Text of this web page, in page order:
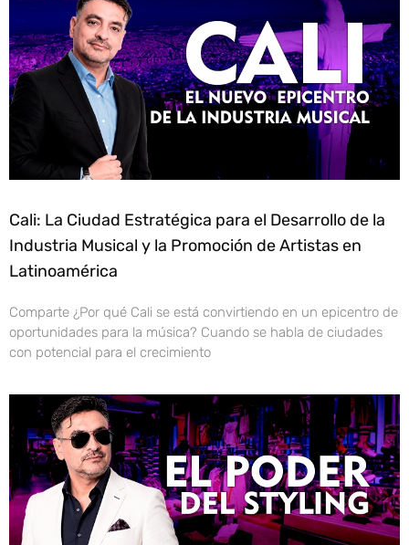
Cali: La Ciudad Estratégica para el Desarrollo de la
Industria Musical y la Promoción de Artistas en
Latinoamérica
Comparte ¿Por qué Cali se está convirtiendo en un epicentro de
oportunidades para la música? Cuando se habla de ciudades
con potencial para el crecimiento